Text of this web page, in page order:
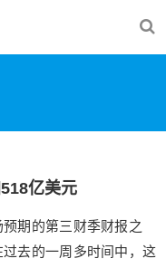
亿美元
期的第三财季财报之
去的一周多时间中，这